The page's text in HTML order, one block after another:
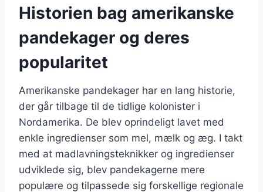
Historien bag amerikanske
pandekager og deres
popularitet
Amerikanske pandekager har en lang historie,
der går tilbage til de tidlige kolonister i
Nordamerika. De blev oprindeligt lavet med
enkle ingredienser som mel, mælk og æg. I takt
med at madlavningsteknikker og ingredienser
udviklede sig, blev pandekagerne mere
populære og tilpassede sig forskellige regionale